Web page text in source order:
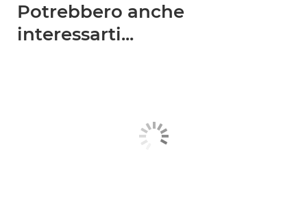
Potrebbero anche
interessarti...